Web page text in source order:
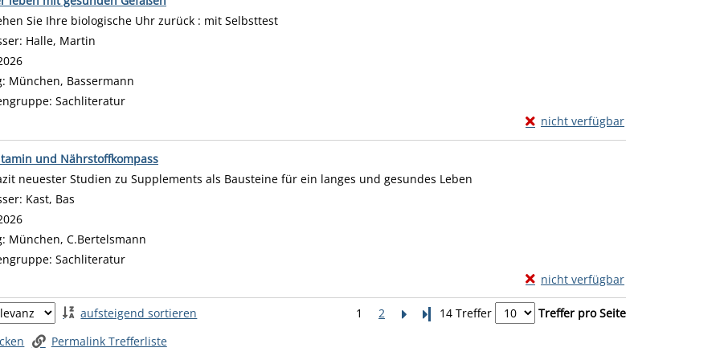
Sie Ihre biologische Uhr zurück : mit Selbsttest
Halle, Martin
München, Bassermann
Sachliteratur
nicht verfügbar
Exemplar-Details von Länger
Zum Download von externem
und Nährstoffkompass
neuester Studien zu Supplements als Bausteine für ein langes und gesundes Leben
Kast, Bas
München, C.Bertelsmann
Sachliteratur
nicht verfügbar
Exemplar-Details von Der Vitamin
Zum Download von externem
aufsteigend sortieren 1 2 Letzte Seite
14 Treffer
Treffer pro Seite
Permalink Trefferliste